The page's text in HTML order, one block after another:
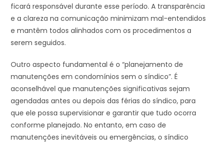
ficará responsável durante esse período. A transparência
e a clareza na comunicação minimizam mal-entendidos
e mantêm todos alinhados com os procedimentos a
serem seguidos.
Outro aspecto fundamental é o “planejamento de
manutenções em condomínios sem o síndico”. É
aconselhável que manutenções significativas sejam
agendadas antes ou depois das férias do síndico, para
que ele possa supervisionar e garantir que tudo ocorra
conforme planejado. No entanto, em caso de
manutenções inevitáveis ou emergências, o síndico